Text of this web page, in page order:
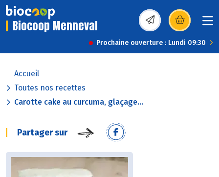
Biocoop Menneval (s’ouvre dans une
Prochaine ouverture : Lundi 09:30
Accueil
Toutes nos recettes
Carotte cake au curcuma, glaçage...
Partager sur